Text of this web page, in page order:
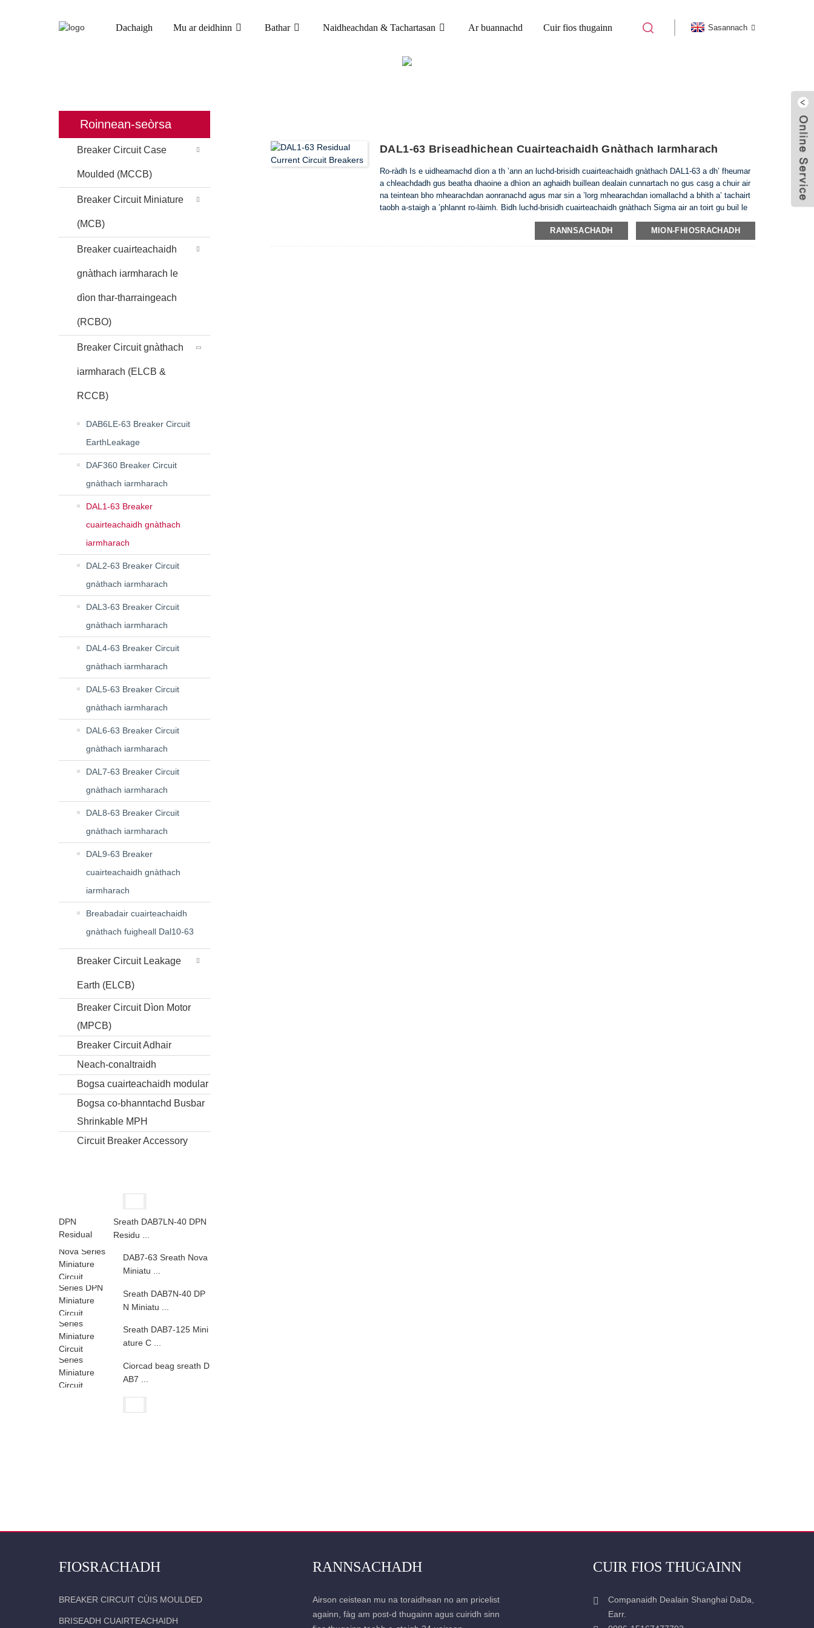
Dachaigh Mu ar deidhinn Bathar Naidheachdan & Tachartasan Ar buannachd Cuir fios thugainn Sasannach
Roinnean-seòrsa
Breaker Circuit Case
Moulded (MCCB)
Breaker Circuit Miniature
(MCB)
Breaker cuairteachaidh
gnàthach iarmharach le
dìon thar-tharraingeach
(RCBO)
Breaker Circuit gnàthach
iarmharach (ELCB &
RCCB)
DAB6LE-63 Breaker Circuit
EarthLeakage
DAF360 Breaker Circuit
gnàthach iarmharach
DAL1-63 Breaker
cuairteachaidh gnàthach
iarmharach
DAL2-63 Breaker Circuit
gnàthach iarmharach
DAL3-63 Breaker Circuit
gnàthach iarmharach
DAL4-63 Breaker Circuit
gnàthach iarmharach
DAL5-63 Breaker Circuit
gnàthach iarmharach
DAL6-63 Breaker Circuit
gnàthach iarmharach
DAL7-63 Breaker Circuit
gnàthach iarmharach
DAL8-63 Breaker Circuit
gnàthach iarmharach
DAL9-63 Breaker
cuairteachaidh gnàthach
iarmharach
Breabadair cuairteachaidh
gnàthach fuigheall Dal10-63
Breaker Circuit Leakage
Earth (ELCB)
Breaker Circuit Dìon Motor
(MPCB)
Breaker Circuit Adhair
Neach-conaltraidh
Bogsa cuairteachaidh modular
Bogsa co-bhanntachd Busbar
Shrinkable MPH
Circuit Breaker Accessory
Sreath DAB7LN-40 DPN
Residu ...
DAB7-63 Sreath Nova
Miniatu ...
Sreath DAB7N-40 DP
N Miniatu ...
Sreath DAB7-125 Mini
ature C ...
Ciorcad beag sreath D
AB7 ...
DAL1-63 Briseadhichean Cuairteachaidh Gnàthach Iarmharach
Ro-ràdh Is e uidheamachd dìon a th ’ann an luchd-brisidh cuairteachaidh gnàthach DAL1-63 a dh’ fheumar
a chleachdadh gus beatha dhaoine a dhìon an aghaidh buillean dealain cunnartach no gus casg a chuir air
na teintean bho mhearachdan aonranachd agus mar sin a ’lorg mhearachdan iomallachd a bhith a’ tachairt
taobh a-staigh a ’phlannt ro-làimh. Bidh luchd-brisidh cuairteachaidh gnàthach Sigma air an toirt gu buil le
pòlaichean 2 agus 4 a rèir inbhe IEC EN 61008-1 agus a rèir riaghailtean CE fo shiostam gealltanas
RANNSACHADH MION-FHIOSRACHADH
FIOSRACHADH
BREAKER CIRCUIT CÙIS MOULDED
BRISEADH CUAIRTEACHAIDH
RANNSACHADH
Airson ceistean mu na toraidhean no am pricelist
againn, fàg am post-d thugainn agus cuiridh sinn
CUIR FIOS THUGAINN
Companaidh Dealain Shanghai DaDa,
Earr.